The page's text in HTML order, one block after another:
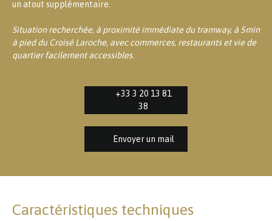
un atout supplémentaire.
Situation recherchée, à proximité immédiate du tramway, à 5min
à pied du Croisé Laroche, avec commerces, restaurants et vie de
quartier facilement accessibles.
+33 3 20 13 81
38
Envoyer un mail
Caractéristiques techniques